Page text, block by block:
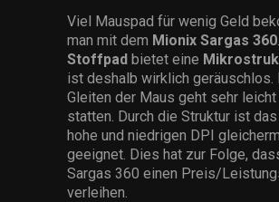
Viel Mauspad für wenig Geld
man mit dem Mionix Sargas 360
Stoffpad bietet eine
ist deshalb wirklich geräuschlos.
Gleiten der Maus geht sehr leicht
statten. Durch die Struktur ist
hohe und niedrigen DPI
geeignet. Dies hat zur Folge,
Sargas 360 einen Preis/
verleihen.